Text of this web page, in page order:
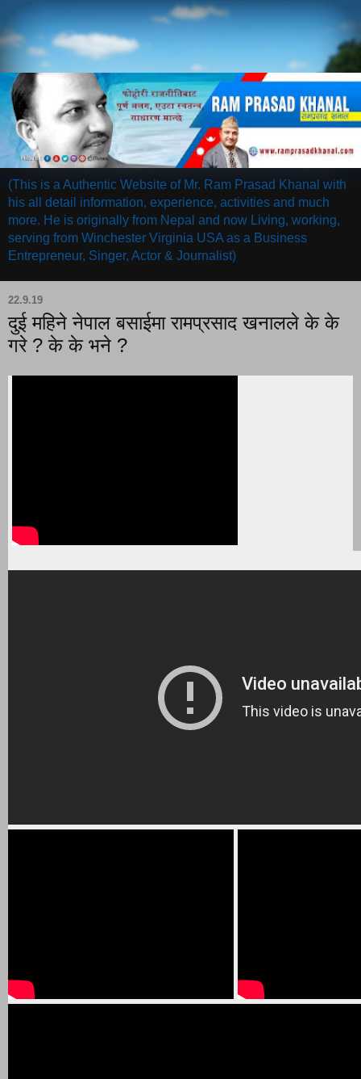
(This is a Authentic Website of Mr. Ram Prasad Khanal with
his all detail information, experience, activities and much
more. He is originally from Nepal and now Living, working,
serving from Winchester Virginia USA as a Business
Entrepreneur, Singer, Actor & Journalist)
22.9.19
दुई महिने नेपाल बसाईमा रामप्रसाद खनालले के के
गरे ? के के भने ?